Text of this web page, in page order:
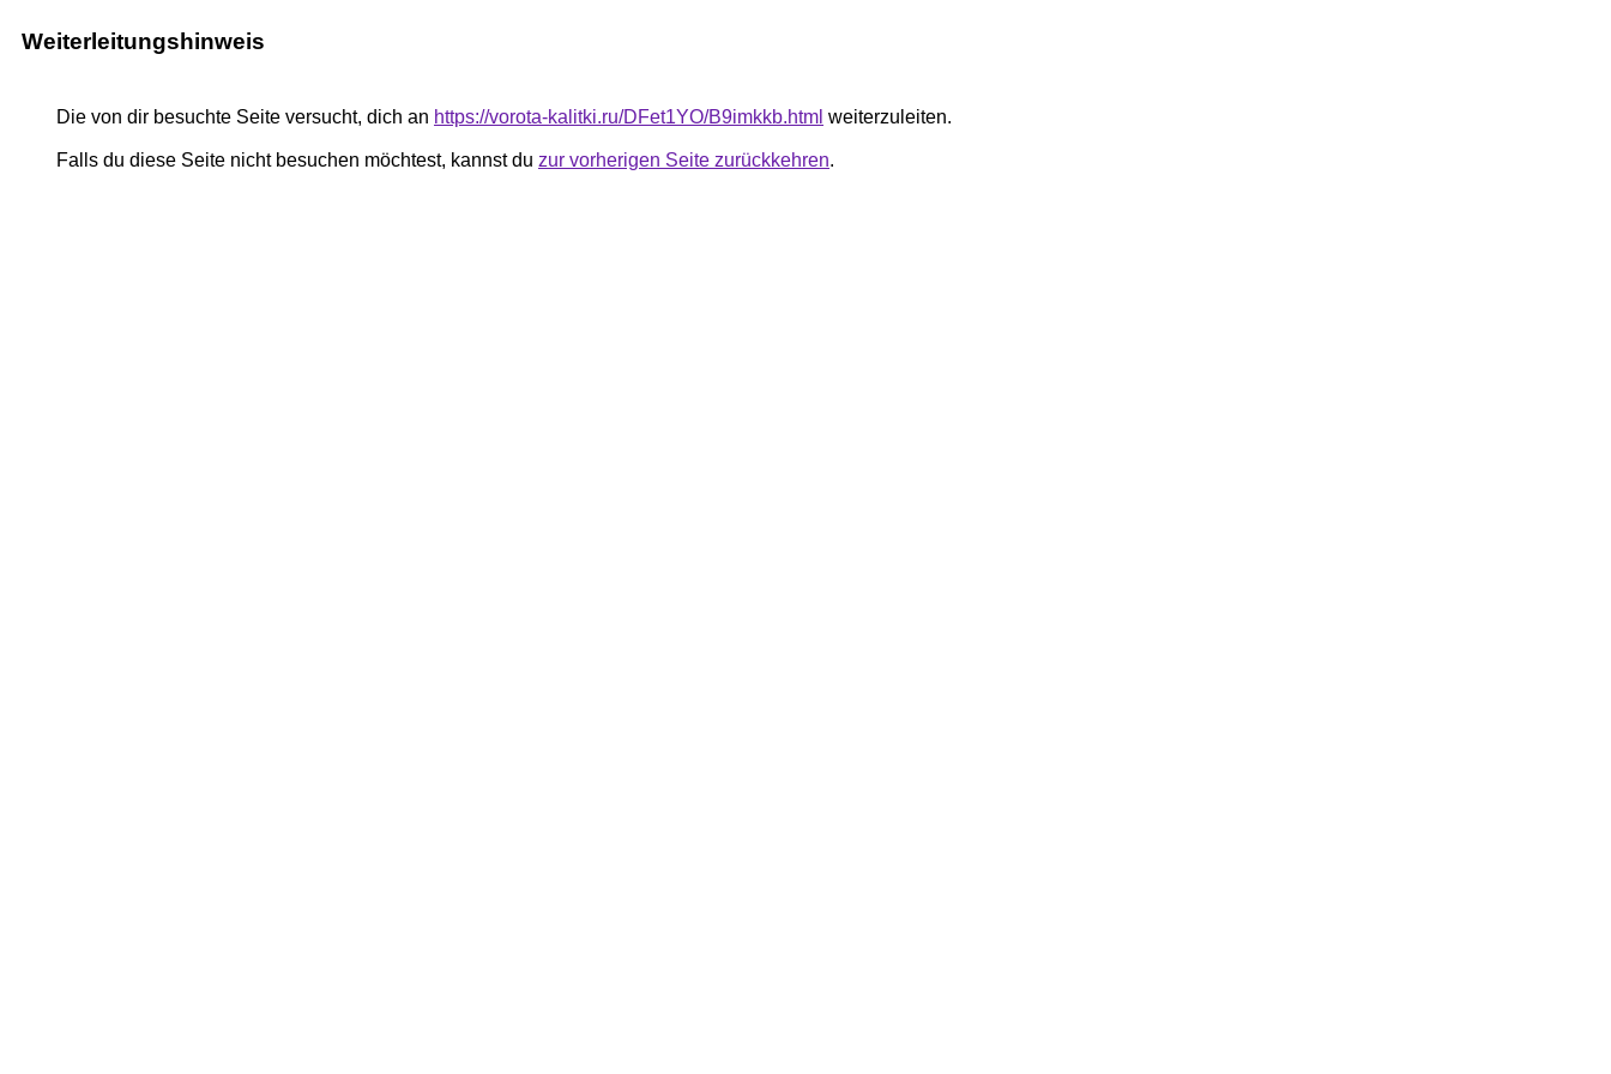
Weiterleitungshinweis
Die von dir besuchte Seite versucht, dich an https://vorota-kalitki.ru/DFet1YO/B9imkkb.html weiterzuleiten.
Falls du diese Seite nicht besuchen möchtest, kannst du zur vorherigen Seite zurückkehren.